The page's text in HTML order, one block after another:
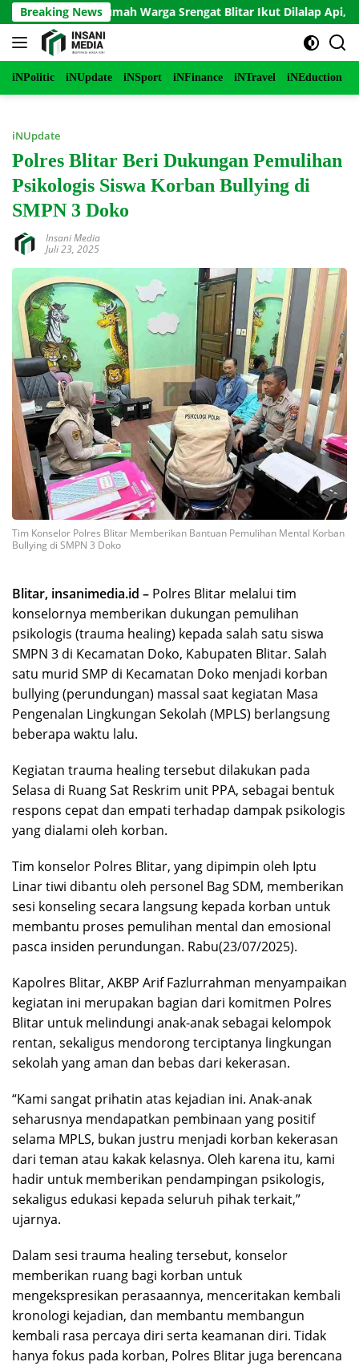
Langsung
ke
konten
Breaking News
Rumah Warga Srengat Blitar Ikut Dilalap Api, Segini
iNPolitic iNUpdate iNSport iNFinance iNTravel iNEduction
iNUpdate
Polres Blitar Beri Dukungan Pemulihan
Psikologis Siswa Korban Bullying di
SMPN 3 Doko
Insani Media
Juli 23, 2025
Tim Konselor Polres Blitar Memberikan Bantuan Pemulihan Mental Korban
Bullying di SMPN 3 Doko
Blitar, insanimedia.id – Polres Blitar melalui tim
konselornya memberikan dukungan pemulihan
psikologis (trauma healing) kepada salah satu siswa
SMPN 3 di Kecamatan Doko, Kabupaten Blitar. Salah
satu murid SMP di Kecamatan Doko menjadi korban
bullying (perundungan) massal saat kegiatan Masa
Pengenalan Lingkungan Sekolah (MPLS) berlangsung
beberapa waktu lalu.
Kegiatan trauma healing tersebut dilakukan pada
Selasa di Ruang Sat Reskrim unit PPA, sebagai bentuk
respons cepat dan empati terhadap dampak psikologis
yang dialami oleh korban.
Tim konselor Polres Blitar, yang dipimpin oleh Iptu
Linar tiwi dibantu oleh personel Bag SDM, memberikan
sesi konseling secara langsung kepada korban untuk
membantu proses pemulihan mental dan emosional
pasca insiden perundungan. Rabu(23/07/2025).
Kapolres Blitar, AKBP Arif Fazlurrahman menyampaikan
kegiatan ini merupakan bagian dari komitmen Polres
Blitar untuk melindungi anak-anak sebagai kelompok
rentan, sekaligus mendorong terciptanya lingkungan
sekolah yang aman dan bebas dari kekerasan.
“Kami sangat prihatin atas kejadian ini. Anak-anak
seharusnya mendapatkan pembinaan yang positif
selama MPLS, bukan justru menjadi korban kekerasan
dari teman atau kakak kelasnya. Oleh karena itu, kami
hadir untuk memberikan pendampingan psikologis,
sekaligus edukasi kepada seluruh pihak terkait,”
ujarnya.
Dalam sesi trauma healing tersebut, konselor
memberikan ruang bagi korban untuk
mengekspresikan perasaannya, menceritakan kembali
kronologi kejadian, dan membantu membangun
kembali rasa percaya diri serta keamanan diri. Tidak
hanya fokus pada korban, Polres Blitar juga berencana